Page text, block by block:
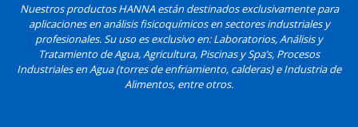
Nuestros productos HANNA están destinados exclusivamente para
aplicaciones en análisis fisicoquímicos en sectores industriales y
profesionales. Su uso es exclusivo en: Laboratorios, Análisis y
Tratamiento de Agua, Agricultura, Piscinas y Spa’s, Procesos
Industriales en Agua (torres de enfriamiento, calderas) e Industria de
Alimentos, entre otros.